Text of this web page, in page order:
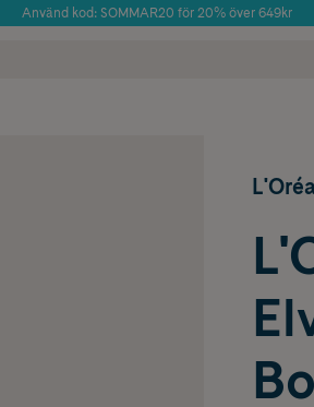
Använd kod: SOMMAR20 för 20% över 649kr